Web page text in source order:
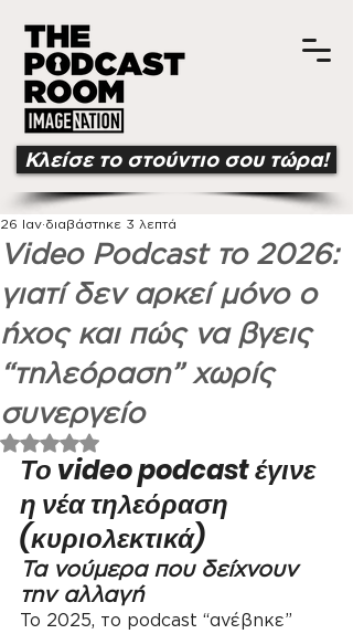
Κλείσε το στούντιο σου τώρα!
Video Podcast το 2026:
γιατί δεν αρκεί μόνο ο
ήχος και πώς να βγεις
“τηλεόραση” χωρίς
συνεργείο
26 Ιαν διαβάστηκε 3 λεπτά
Βαθμολογήθηκε με NaN από 5 αστέρια.
Το video podcast έγινε
η νέα τηλεόραση
(κυριολεκτικά)
Τα νούμερα που δείχνουν
την αλλαγή
Το 2025, το podcast “ανέβηκε”